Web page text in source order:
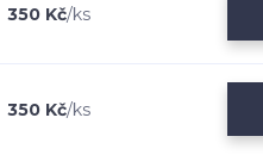
350 Kč/ks
350 Kč/ks